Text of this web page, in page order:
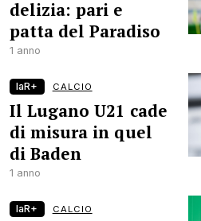
delizia: pari e
patta del Paradiso
1 anno
laR+ CALCIO
Il Lugano U21 cade
di misura in quel
di Baden
1 anno
laR+ CALCIO